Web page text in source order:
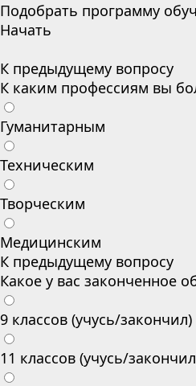
Подобрать программу
Начать
К предыдущему вопросу
К каким профессиям вы
Гуманитарным
Техническим
Творческим
Медицинским
К предыдущему вопросу
Какое у вас законченное
9 классов (учусь/закончил)
11 классов (учусь/